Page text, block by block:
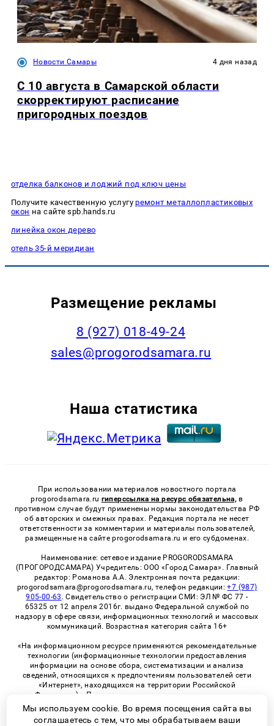
Новости Самары 4 дня назад
С 10 августа в Самарской области
скорректируют расписание
пригородных поездов
отделка балконов и лоджий под ключ цены
Получите качественную услугуремонт металлопластиковых
окон на сайте spb.hands.ru
линейка окон дерево
отель 35-й меридиан
Размещение рекламы
8 (927) 018-49-24
sales@progorodsamara.ru
Наша статистика
При использовании материалов новостного портала
progorodsamara.ru гиперссылка на ресурс обязательна, в
противном случае будут применены нормы законодательства РФ
об авторских и смежных правах. Редакция портала не несет
ответственности за комментарии и материалы пользователей,
размещенные на сайте progorodsamara.ru и его субдоменах.
Наименование: сетевое издание PROGORODSAMARA
(ПРОГОРОДСАМАРА) Учредитель: ООО «Город Самара». Главный
редактор: Романова А.А. Электронная почта редакции:
progorodsamara@progorodsamara.ru, телефон редакции:+7 (987)
905-00-63 . Свидетельство о регистрации СМИ: ЭЛ № ФС 77 -
65325 от 12 апреля 2016г. выдано Федеральной службой по
надзору в сфере связи, информационных технологий и массовых
коммуникаций. Возрастная категория сайта 16+
«На информационном ресурсе применяются рекомендательные
технологии (информационные технологии предоставления
информации на основе сбора, систематизации и анализа
сведений, относящихся к предпочтениям пользователей сети
«Интернет», находящихся на территории Российской
Федерации)». Правила применения рекомендательных
технологий в виджетах рекламно-обменной сети
«СМИ2» (PDF)
Мы используем cookie. Во время посещения сайта вы
соглашаетесь с тем, что мы обрабатываем ваши